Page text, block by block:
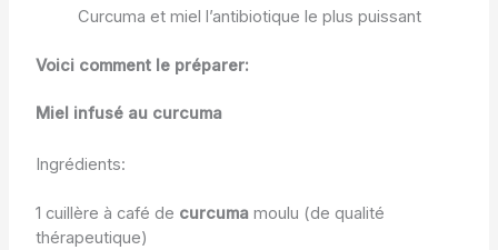
Curcuma et miel l’antibiotique le plus puissant
Voici comment le préparer:
Miel infusé au curcuma
Ingrédients:
1 cuillère à café de curcumamoulu (de qualité
thérapeutique)